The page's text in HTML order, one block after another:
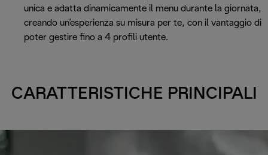
unica e adatta dinamicamente il menu durante la giornata,
creando un’esperienza su misura per te, con il vantaggio di
poter gestire fino a 4 profili utente.
CARATTERISTICHE PRINCIPALI